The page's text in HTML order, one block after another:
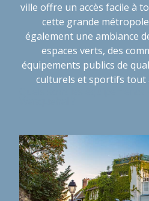
ville offre un accès facile à
cette grande
également une ambiance
espaces verts, des
équipements publics de
culturels et sportifs tout